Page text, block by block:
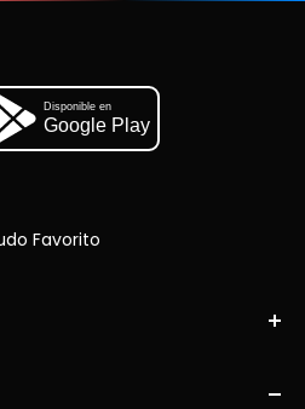
Disponible en
Google Play
Favorito